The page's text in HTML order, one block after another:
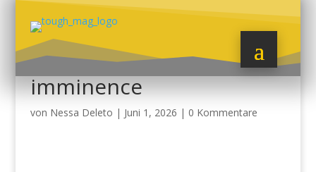
imminence
von Nessa Deleto | Juni 1, 2026 | 0 Kommentare